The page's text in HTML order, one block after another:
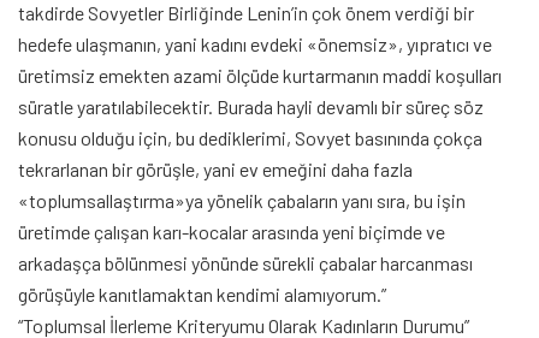
takdirde Sovyetler Birliğinde Lenin’in çok önem verdiği bir
hedefe ulaşmanın, yani kadını evdeki «önemsiz», yıpratıcı ve
üretimsiz emekten azami ölçüde kurtarmanın maddi koşulları
süratle yaratılabilecektir. Burada hayli devamlı bir süreç söz
konusu olduğu için, bu dediklerimi, Sovyet basınında çokça
tekrarlanan bir görüşle, yani ev emeğini daha fazla
«toplumsallaştırma»ya yönelik çabaların yanı sıra, bu işin
üretimde çalışan karı-kocalar arasında yeni biçimde ve
arkadaşça bölünmesi yönünde sürekli çabalar harcanması
görüşüyle kanıtlamaktan kendimi alamıyorum.”
“Toplumsal İlerleme Kriteryumu Olarak Kadınların Durumu”